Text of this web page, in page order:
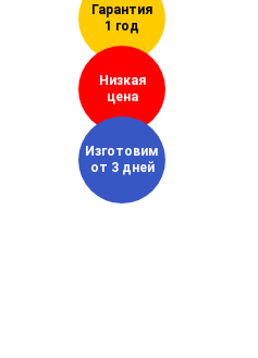
Гарантия
1 год
Низкая
цена
Изготовим
от 3 дней